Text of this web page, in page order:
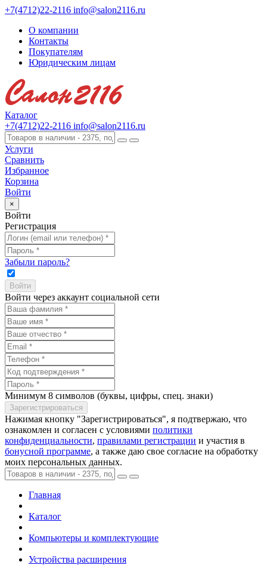
+7(4712)22-2116 info@salon2116.ru
О компании
Контакты
Покупателям
Юридическим лицам
Каталог
+7(4712)22-2116 info@salon2116.ru
Услуги
Сравнить
Избранное
Корзина
Войти
×
Войти
Регистрация
Забыли пароль?
Войти через аккаунт социальной сети
Минимум 8 символов (буквы, цифры, спец. знаки)
Нажимая кнопку "Зарегистрироваться", я подтвержаю, что
ознакомлен и согласен с условиями политики
конфиденциальности, правилами регистрации и участия в
бонусной программе, а также даю свое согласие на обработку
моих персональных данных.
Главная
Каталог
Компьютеры и комплектующие
Устройства расширения